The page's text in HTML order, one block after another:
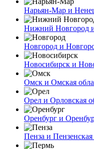
Нарьян-Мар и
Нижний Новгород и
Новгород и
Новосибирск и
Омск и Омская
Орел и Орловская
Оренбург и
Пенза и Пензенская